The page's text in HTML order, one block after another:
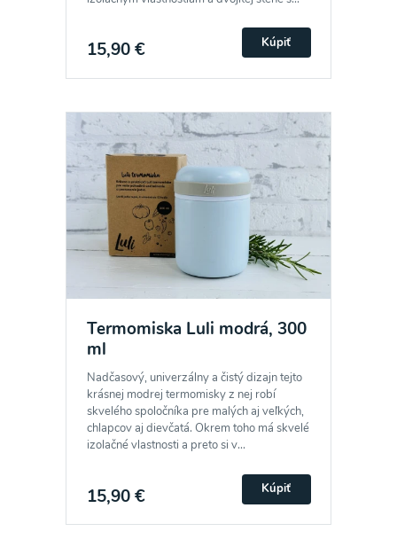
15,90 € Kúpiť
Termomiska Luli modrá, 300
ml
Nadčasový, univerzálny a čistý dizajn tejto
krásnej modrej termomisky z nej robí
skvelého spoločníka pre malých aj veľkých,
chlapcov aj dievčatá. Okrem toho má skvelé
izolačné vlastnosti a preto si v...
15,90 € Kúpiť